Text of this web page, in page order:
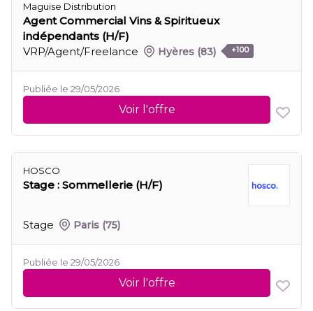
Maguise Distribution
Agent Commercial Vins & Spiritueux
indépendants (H/F)
VRP/Agent/Freelance
Hyères (83) +100
Publiée le 29/05/2026
Voir l'offre
HOSCO
Stage : Sommellerie (H/F)
Stage Paris (75)
Publiée le 29/05/2026
Voir l'offre